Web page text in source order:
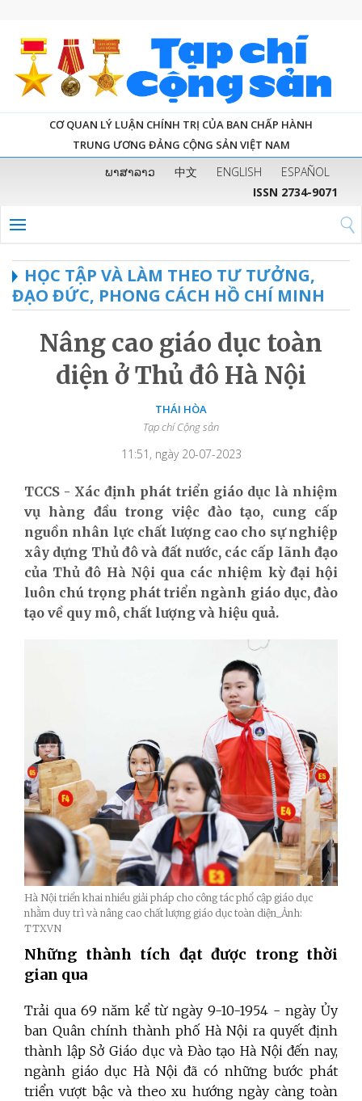
CƠ QUAN LÝ LUẬN CHÍNH TRỊ CỦA BAN CHẤP HÀNH
TRUNG ƯƠNG ĐẢNG CỘNG SẢN VIỆT NAM
ພາສາລາວ 中文 ENGLISH
ESPAÑOL
ISSN 2734-9071
HỌC TẬP VÀ LÀM THEO TƯ TƯỞNG,
ĐẠO ĐỨC, PHONG CÁCH HỒ CHÍ MINH
Nâng cao giáo dục toàn
diện ở Thủ đô Hà Nội
THÁI HÒA
Tạp chí Cộng sản
11:51, ngày 20-07-2023
TCCS - Xác định phát triển giáo dục là nhiệm
vụ hàng đầu trong việc đào tạo, cung cấp
nguồn nhân lực chất lượng cao cho sự nghiệp
xây dựng Thủ đô và đất nước, các cấp lãnh đạo
của Thủ đô Hà Nội qua các nhiệm kỳ đại hội
luôn chú trọng phát triển ngành giáo dục, đào
tạo về quy mô, chất lượng và hiệu quả.
Hà Nội triển khai nhiều giải pháp cho công tác phổ cập giáo dục
nhằm duy trì và nâng cao chất lượng giáo dục toàn diện_Ảnh:
TTXVN
Những thành tích đạt được trong thời
gian qua
Trải qua 69 năm kể từ ngày 9-10-1954 - ngày Ủy
ban Quân chính thành phố Hà Nội ra quyết định
thành lập Sở Giáo dục và Đào tạo Hà Nội đến nay,
ngành giáo dục Hà Nội đã có những bước phát
triển vượt bậc và theo xu hướng ngày càng toàn